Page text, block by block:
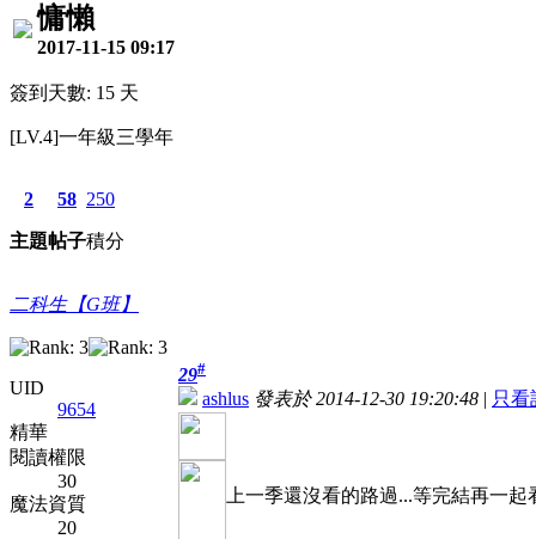
慵懶
2017-11-15 09:17
簽到天數: 15 天
[LV.4]一年級三學年
2
主題
58
帖子
250
積分
二科生【G班】
UID
9654
精華
閱讀權限
30
魔法資質
20
29#
ashlus 發表於 2014-12-30 19:20:48 | 只看
上一季還沒看的路過...等完結再一起